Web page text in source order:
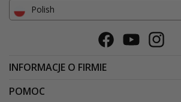
Polish
FacebookYoutubeInstagram
INFORMACJE O FIRMIE
POMOC